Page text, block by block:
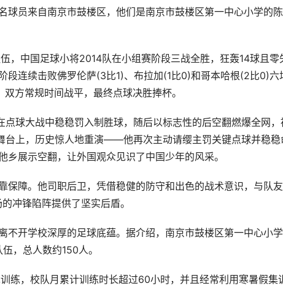
球员来自南京市鼓楼区，他们是南京市鼓楼区第一中心小学的
，中国足球小将2014队在小组赛阶段三战全胜，狂轰14球且零
段连续击败佛罗伦萨(3比1)、布拉加(1比0)和哥本哈根(2比0)六
方常规时间战平，最终点球决胜捧杯。
点球大战中稳稳罚入制胜球，随后以标志性的后空翻燃爆全网，
台上，历史惊人地重演——他再次主动请缨主罚关键点球并稳稳
展示空翻，让外国观众见识了中国少年的风采。
保障。他司职后卫，凭借稳健的防守和出色的战术意识，与队
冲锋陷阵提供了坚实后盾。
不开学校深厚的足球底蕴。据介绍，南京市鼓楼区第一中心小
，总人数约150人。
练，校队月累计训练时长超过60小时，并且经常利用寒暑假集